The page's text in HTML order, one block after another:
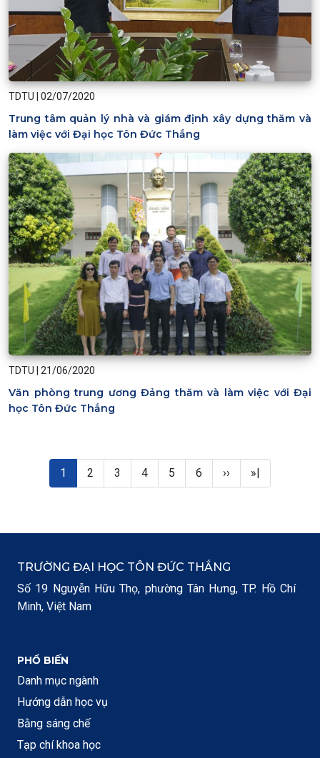
TDTU 02/07/2020
Trung tâm quản lý nhà và giám định xây dựng thăm và
làm việc với Đại học Tôn Đức Thắng
TDTU | 21/06/2020
Văn phòng trung ương Đảng thăm và làm việc với Đại
học Tôn Đức Thắng
Trang hiện thời
1 Page
2 Page
3 Page
4 Page
5 Page
6 Next page
›› Last page
»|
TRƯỜNG ĐẠI HỌC TÔN ĐỨC THẮNG
Số 19 Nguyễn Hữu Thọ, phường Tân Hưng, TP. Hồ Chí
Minh, Việt Nam
PHỔ BIẾN
Danh mục ngành
Hướng dẫn học vụ
Bằng sáng chế
Tạp chí khoa học